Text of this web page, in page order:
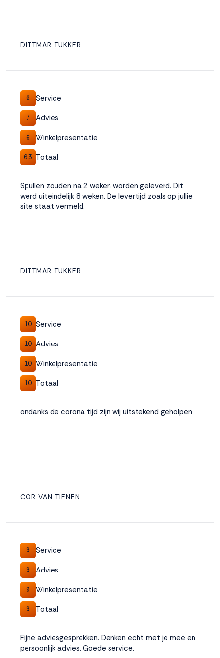
DITTMAR TUKKER
6 Service
7 Advies
6 Winkelpresentatie
6,3 Totaal
Spullen zouden na 2 weken worden geleverd. Dit
werd uiteindelijk 8 weken. De levertijd zoals op jullie
site staat vermeld.
DITTMAR TUKKER
10 Service
10 Advies
10 Winkelpresentatie
10 Totaal
ondanks de corona tijd zijn wij uitstekend geholpen
COR VAN TIENEN
9 Service
9 Advies
9 Winkelpresentatie
9 Totaal
Fijne adviesgesprekken. Denken echt met je mee en
persoonlijk advies. Goede service.